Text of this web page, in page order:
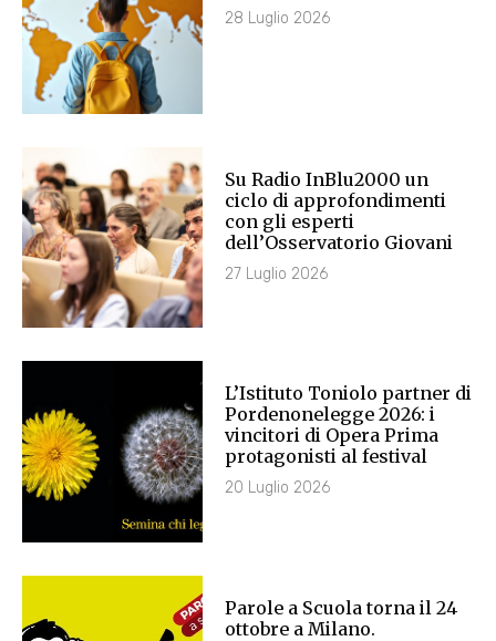
28 Luglio 2026
Su Radio InBlu2000 un
ciclo di approfondimenti
con gli esperti
dell’Osservatorio Giovani
27 Luglio 2026
L’Istituto Toniolo partner di
Pordenonelegge 2026: i
vincitori di Opera Prima
protagonisti al festival
20 Luglio 2026
Parole a Scuola torna il 24
ottobre a Milano.